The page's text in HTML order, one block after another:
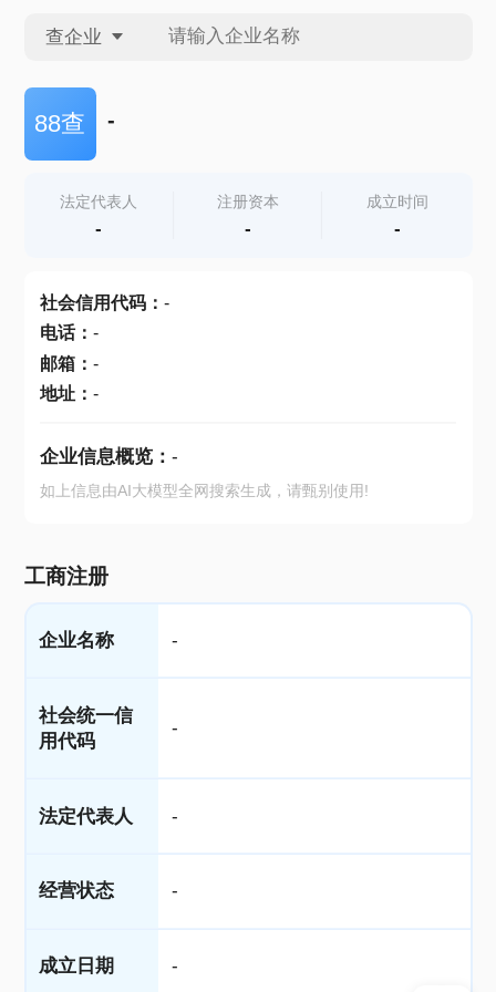
查企业
查企业
查产地
88查 -
法定代表人
-
注册资本
-
成立时间
-
社会信用代码： -
电话： -
邮箱： -
地址： -
企业信息概览： -
如上信息由AI大模型全网搜索生成，请甄别使用!
工商注册
企业名称 -
社会统一信
用代码
-
法定代表人 -
经营状态 -
成立日期 -